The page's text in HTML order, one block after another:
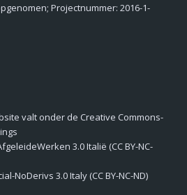
Projectnummer: 2016-1-
valt onder de Creative Commons-
3.0 Italië (CC BY-NC-
NoDerivs 3.0 Italy (CC BY-NC-ND)